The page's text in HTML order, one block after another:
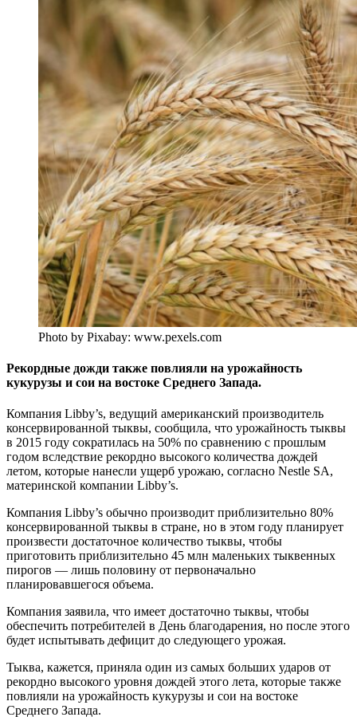
Photo by Pixabay: www.pexels.com
Рекордные дожди также повлияли на урожайность
кукурузы и сои на востоке Среднего Запада.
Компания Libby’s, ведущий американский производитель
консервированной тыквы, сообщила, что урожайность тыквы
в 2015 году сократилась на 50% по сравнению с прошлым
годом вследствие рекордно высокого количества дождей
летом, которые нанесли ущерб урожаю, согласно Nestle SA,
материнской компании Libby’s.
Компания Libby’s обычно производит приблизительно 80%
консервированной тыквы в стране, но в этом году планирует
произвести достаточное количество тыквы, чтобы
приготовить приблизительно 45 млн маленьких тыквенных
пирогов — лишь половину от первоначально
планировавшегося объема.
Компания заявила, что имеет достаточно тыквы, чтобы
обеспечить потребителей в День благодарения, но после этого
будет испытывать дефицит до следующего урожая.
Тыква, кажется, приняла один из самых больших ударов от
рекордно высокого уровня дождей этого лета, которые также
повлияли на урожайность кукурузы и сои на востоке
Среднего Запада.